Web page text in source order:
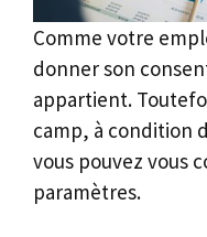
Comme votre
donner son
appartient.
camp, à condition
vous pouvez vous
paramètres.